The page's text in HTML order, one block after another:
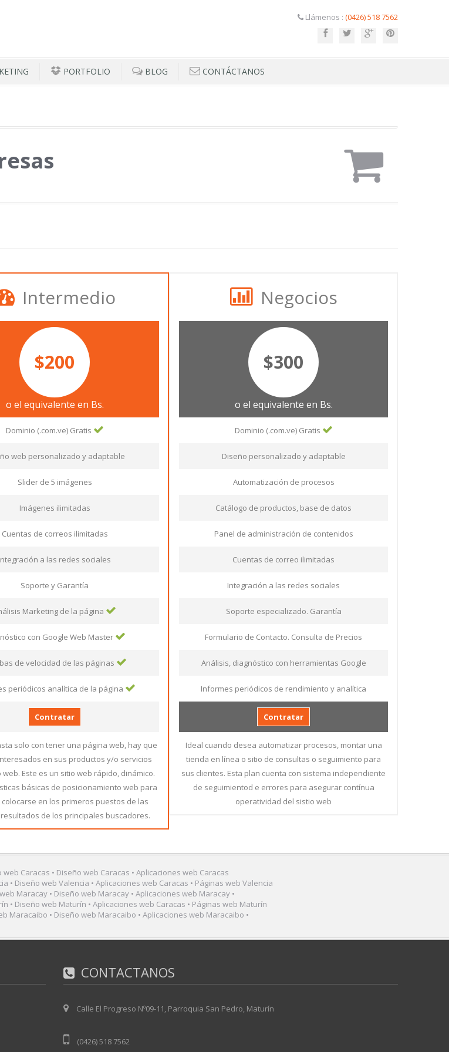
Llámenos : (0426) 518 7562
PORTFOLIO BLOG CONTÁCTANOS
Intermedio
$200
o el equivalente en Bs.
Dominio (.com.ve) Gratis
web personalizado y adaptable
Slider de 5 imágenes
Imágenes ilimitadas
Cuentas de correos ilimitadas
a las redes sociales
Soporte y Garantía
Marketing de la página
con Google Web Master
de velocidad de las páginas
periódicos analítica de la página
Contratar
solo con tener una página web, hay que
en sus productos y/o servicios
web. Este es un sitio web rápido, dinámico.
básicas de posicionamiento web para
en los primeros puestos de las
de los principales buscadores.
Negocios
$300
o el equivalente en Bs.
Dominio (.com.ve) Gratis
Diseño personalizado y adaptable
Automatización de procesos
Catálogo de productos, base de datos
Panel de administración de contenidos
Cuentas de correo ilimitadas
Integración a las redes sociales
Soporte especializado. Garantía
Formulario de Contacto. Consulta de Precios
Análisis, diagnóstico con herramientas Google
Informes periódicos de rendimiento y analítica
Contratar
Ideal cuando desea automatizar procesos, montar una
tienda en línea o sitio de consultas o seguimiento para
sus clientes. Esta plan cuenta con sistema independiente
de seguimientod e errores para asegurar contínua
operatividad del sistio web
Caracas • Diseño web Caracas • Aplicaciones web Caracas
• Diseño web Valencia • Aplicaciones web Caracas • Páginas web Valencia
Maracay • Diseño web Maracay • Aplicaciones web Maracay •
• Diseño web Maturín • Aplicaciones web Caracas • Páginas web Maturín
Maracaibo • Diseño web Maracaibo • Aplicaciones web Maracaibo •
CONTACTANOS
Calle El Progreso Nº09-11, Parroquia San Pedro, Maturín
(0426) 518 7562